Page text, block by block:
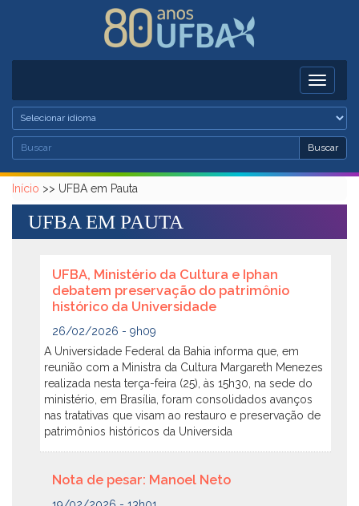
Pular para o conteúdo principal
Toggle
Formulário de busca
Buscar
Buscar
Início >> UFBA em Pauta
UFBA EM PAUTA
UFBA, Ministério da Cultura e Iphan
debatem preservação do patrimônio
histórico da Universidade
26/02/2026 - 9h09
A Universidade Federal da Bahia informa que, em
reunião com a Ministra da Cultura Margareth Menezes
realizada nesta terça-feira (25), às 15h30, na sede do
ministério, em Brasília, foram consolidados avanços
nas tratativas que visam ao restauro e preservação de
patrimônios históricos da Universida
Nota de pesar: Manoel Neto